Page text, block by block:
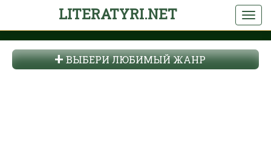
LITERATYRI.NET
ВЫБЕРИ ЛЮБИМЫЙ ЖАНР